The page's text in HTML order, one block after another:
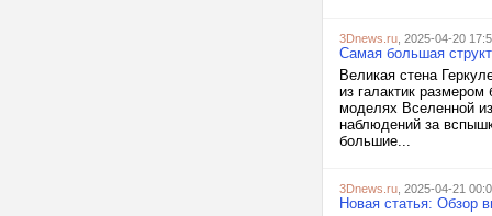
3Dnews.ru , 2025-04-20
Самая большая
Великая стена
из галактик
моделях Вселенной
наблюдений за
большие...
3Dnews.ru , 2025-04-21
Новая статья: Обзор